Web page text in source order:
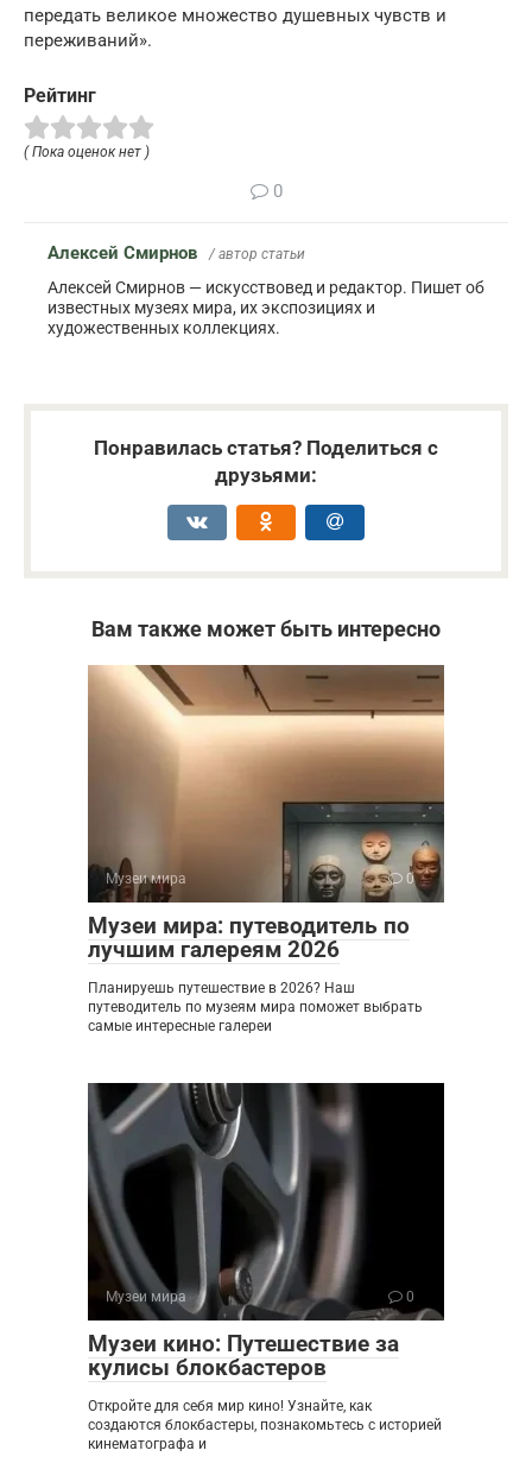
передать великое множество душевных чувств и
переживаний».
Рейтинг
( Пока оценок нет )
0
Алексей Смирнов / автор статьи
Алексей Смирнов — искусствовед и редактор. Пишет об
известных музеях мира, их экспозициях и
художественных коллекциях.
Понравилась статья? Поделиться с
друзьями:
Вам также может быть интересно
Музеи мира 0
Музеи мира: путеводитель по
лучшим галереям 2026
Планируешь путешествие в 2026? Наш
путеводитель по музеям мира поможет выбрать
самые интересные галереи
Музеи мира 0
Музеи кино: Путешествие за
кулисы блокбастеров
Откройте для себя мир кино! Узнайте, как
создаются блокбастеры, познакомьтесь с историей
кинематографа и